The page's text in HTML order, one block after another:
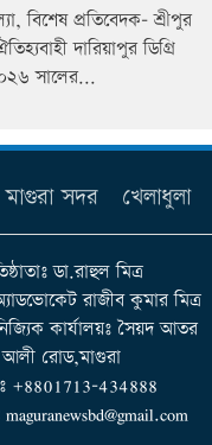
বিশেষ প্রতিবেদক- শ্রীপুর
দারিয়াপুর ডিগ্রি
সালের...
মাগুরা সদর খেলাধুলা
ডা.রাহুল মিত্র
রাজীব কুমার মিত্র
কার্যালয়ঃ সৈয়দ আতর
আলী রোড,মাগুরা
+8801713-434888